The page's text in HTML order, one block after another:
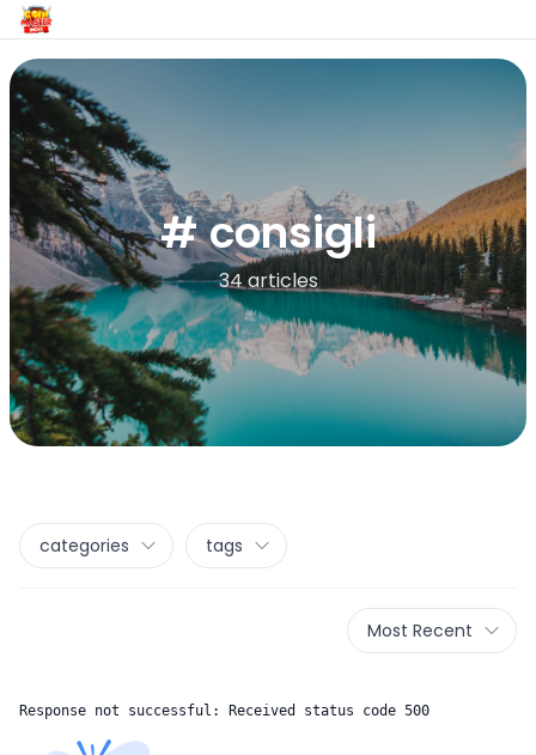
# consigli
34 articles
categories tags
Most Recent
Response not successful: Received status code 500